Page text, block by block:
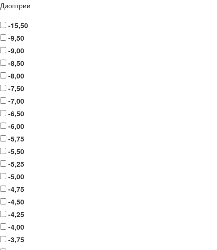
Диоптрии
-15,50
-9,50
-9,00
-8,50
-8,00
-7,50
-7,00
-6,50
-6,00
-5,75
-5,50
-5,25
-5,00
-4,75
-4,50
-4,25
-4,00
-3,75